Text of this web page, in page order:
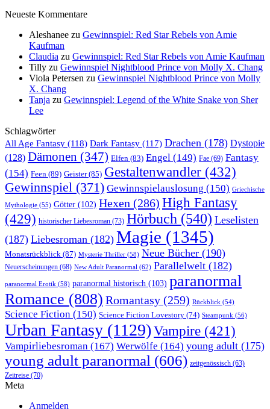
Neueste Kommentare
Aleshanee zu Gewinnspiel: Red Star Rebels von Amie
Kaufman
Claudia zu Gewinnspiel: Red Star Rebels von Amie Kaufman
Tilly zu Gewinnspiel Nightblood Prince von Molly X. Chang
Viola Petersen zu Gewinnspiel Nightblood Prince von Molly
X. Chang
Tanja zu Gewinnspiel: Legend of the White Snake von Sher
Lee
Schlagwörter
All Age Fantasy (118) Dark Fantasy (117) Drachen (178) Dystopie
(128) Dämonen (347) Elfen (83) Engel (149) Fae (69) Fantasy
(154) Feen (89) Geister(85) Gestaltenwandler (432)
Gewinnspiel (371) Gewinnspielauslosung (150) Griechische
Mythologie (55) Götter (102) Hexen (286) High Fantasy
(429) historischer Liebesroman (73) Hörbuch (540) Leselisten
(187) Liebesroman (182) Magie (1345)
Monatsrückblick (87) Mysterie Thriller (58) Neue Bücher (190)
Neuerscheinungen (68) New Adult Paranormal (62) Parallelwelt (182)
paranormal Erotik (58) paranormal historisch (103) paranormal
Romance (808) Romantasy (259) Rückblick (54)
Science Fiction (150) Science Fiction Lovestory (74) Steampunk (56)
Urban Fantasy (1129) Vampire (421)
Vampirliebesroman (167) Werwölfe (164) young adult (175)
young adult paranormal (606) zeitgenössisch (63)
Zeitreise (70)
Meta
Anmelden